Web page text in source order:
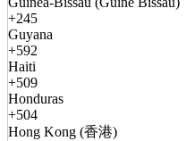
+245
Guyana
+592
Haiti
+509
Honduras
+504
Hong Kong (香港)